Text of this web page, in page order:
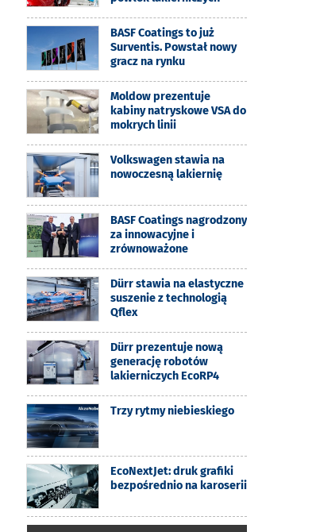
BASF Coatings to już
Surventis. Powstał nowy
gracz na rynku
Moldow prezentuje
kabiny natryskowe VSA do
mokrych linii
Volkswagen stawia na
nowoczesną lakiernię
BASF Coatings nagrodzony
za innowacyjne i
zrównoważone
Dürr stawia na elastyczne
suszenie z technologią
Qflex
Dürr prezentuje nową
generację robotów
lakierniczych EcoRP4
Trzy rytmy niebieskiego
EcoNextJet: druk grafiki
bezpośrednio na karoserii